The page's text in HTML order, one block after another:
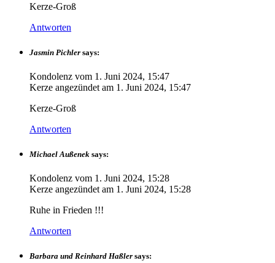
Kerze-Groß
Antworten
Jasmin Pichler says:
Kondolenz vom 1. Juni 2024, 15:47
Kerze angezündet am 1. Juni 2024, 15:47
Kerze-Groß
Antworten
Michael Außenek says:
Kondolenz vom 1. Juni 2024, 15:28
Kerze angezündet am 1. Juni 2024, 15:28
Ruhe in Frieden !!!
Antworten
Barbara und Reinhard Haßler says: